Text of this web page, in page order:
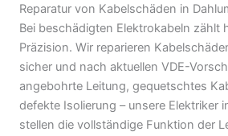
Reparatur von Kabelschäden in
Bei beschädigten Elektrokabeln zählt
Präzision. Wir reparieren
sicher und nach aktuellen VDE-
angebohrte Leitung, gequetschtes
defekte Isolierung – unsere Elektriker
stellen die vollständige Funktion der